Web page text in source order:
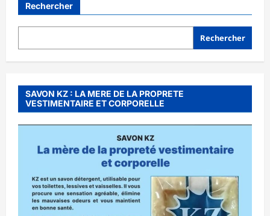
Rechercher
Rechercher
SAVON KZ : LA MERE DE LA PROPRETE
VESTIMENTAIRE ET CORPORELLE